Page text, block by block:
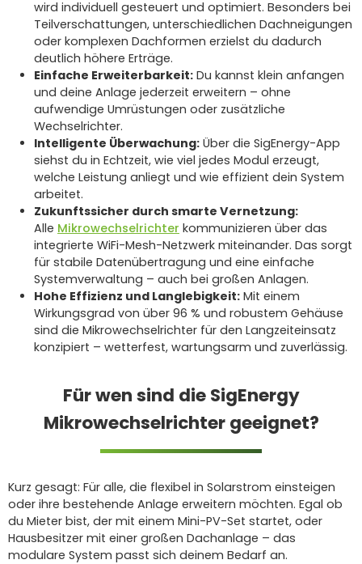
wird individuell gesteuert und optimiert. Besonders bei
Teilverschattungen, unterschiedlichen Dachneigungen
oder komplexen Dachformen erzielst du dadurch
deutlich höhere Erträge.
Einfache Erweiterbarkeit: Du kannst klein anfangen
und deine Anlage jederzeit erweitern – ohne
aufwendige Umrüstungen oder zusätzliche
Wechselrichter.
Intelligente Überwachung: Über die SigEnergy-App
siehst du in Echtzeit, wie viel jedes Modul erzeugt,
welche Leistung anliegt und wie effizient dein System
arbeitet.
Zukunftssicher durch smarte Vernetzung:
Alle Mikrowechselrichter kommunizieren über das
integrierte WiFi-Mesh-Netzwerk miteinander. Das sorgt
für stabile Datenübertragung und eine einfache
Systemverwaltung – auch bei großen Anlagen.
Hohe Effizienz und Langlebigkeit: Mit einem
Wirkungsgrad von über 96 % und robustem Gehäuse
sind die Mikrowechselrichter für den Langzeiteinsatz
konzipiert – wetterfest, wartungsarm und zuverlässig.
Für wen sind die SigEnergy
Mikrowechselrichter geeignet?
Kurz gesagt: Für alle, die flexibel in Solarstrom einsteigen
oder ihre bestehende Anlage erweitern möchten. Egal ob
du Mieter bist, der mit einem Mini-PV-Set startet, oder
Hausbesitzer mit einer großen Dachanlage – das
modulare System passt sich deinem Bedarf an.